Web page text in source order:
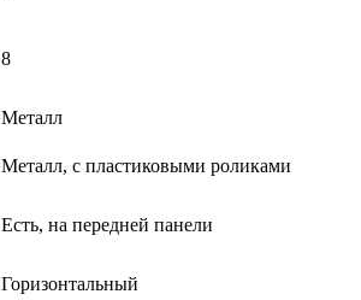
8
Металл
Металл, с пластиковыми роликами
Есть, на передней панели
Горизонтальный